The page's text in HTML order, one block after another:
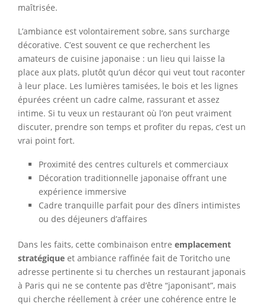
maîtrisée.
L’ambiance est volontairement sobre, sans surcharge
décorative. C’est souvent ce que recherchent les
amateurs de cuisine japonaise : un lieu qui laisse la
place aux plats, plutôt qu’un décor qui veut tout raconter
à leur place. Les lumières tamisées, le bois et les lignes
épurées créent un cadre calme, rassurant et assez
intime. Si tu veux un restaurant où l’on peut vraiment
discuter, prendre son temps et profiter du repas, c’est un
vrai point fort.
Proximité des centres culturels et commerciaux
Décoration traditionnelle japonaise offrant une
expérience immersive
Cadre tranquille parfait pour des dîners intimistes
ou des déjeuners d’affaires
Dans les faits, cette combinaison entre emplacement
stratégique et ambiance raffinée fait de Toritcho une
adresse pertinente si tu cherches un restaurant japonais
à Paris qui ne se contente pas d’être “japonisant”, mais
qui cherche réellement à créer une cohérence entre le